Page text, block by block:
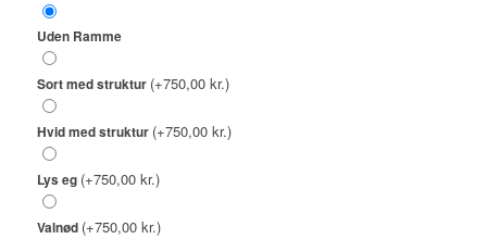
Uden Ramme
Sort med struktur (+750,00 kr.)
Hvid med struktur (+750,00 kr.)
Lys eg (+750,00 kr.)
Valnød (+750,00 kr.)